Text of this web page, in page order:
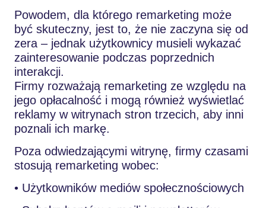
Powodem, dla którego remarketing może
być skuteczny, jest to, że nie zaczyna się od
zera – jednak użytkownicy musieli wykazać
zainteresowanie podczas poprzednich
interakcji.
Firmy rozważają remarketing ze względu na
jego opłacalność i mogą również wyświetlać
reklamy w witrynach stron trzecich, aby inni
poznali ich markę.
Poza odwiedzającymi witrynę, firmy czasami
stosują remarketing wobec:
• Użytkowników mediów społecznościowych